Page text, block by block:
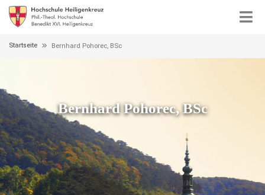
Startseite Bernhard Pohorec, BSc
Bernhard Pohorec, BSc